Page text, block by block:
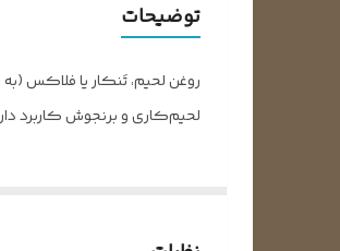
توضیحات
لحیم‌کاری و برنجوش کاربرد